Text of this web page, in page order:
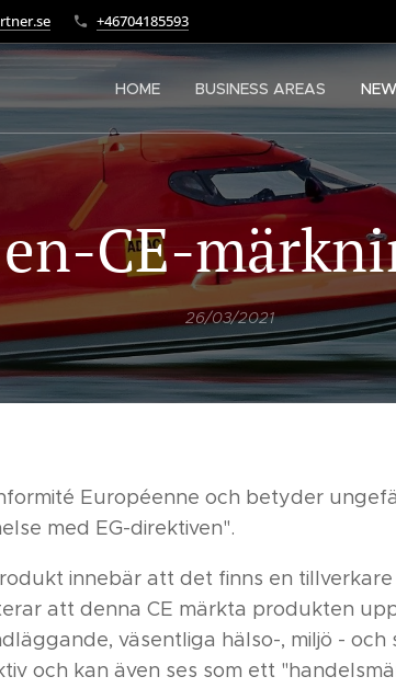
+46704185593
HOME BUSINESS AREAS
en-CE-
26/03/2021
Européenne och betyder
med EG-direktiven".
innebär att det finns en
att denna CE märkta produkten
väsentliga hälso-, miljö - och
och kan även ses som ett